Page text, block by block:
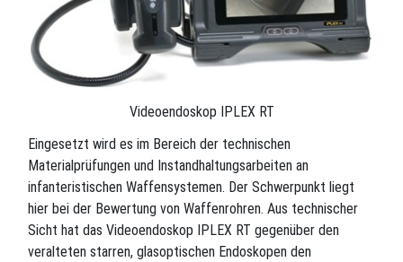
Videoendoskop IPLEX RT
Eingesetzt wird es im Bereich der technischen
Materialprüfungen und Instandhaltungsarbeiten an
infanteristischen Waffensystemen. Der Schwerpunkt liegt
hier bei der Bewertung von Waffenrohren. Aus technischer
Sicht hat das Videoendoskop IPLEX RT gegenüber den
veralteten starren, glasoptischen Endoskopen den